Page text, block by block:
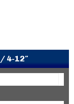
4-12″